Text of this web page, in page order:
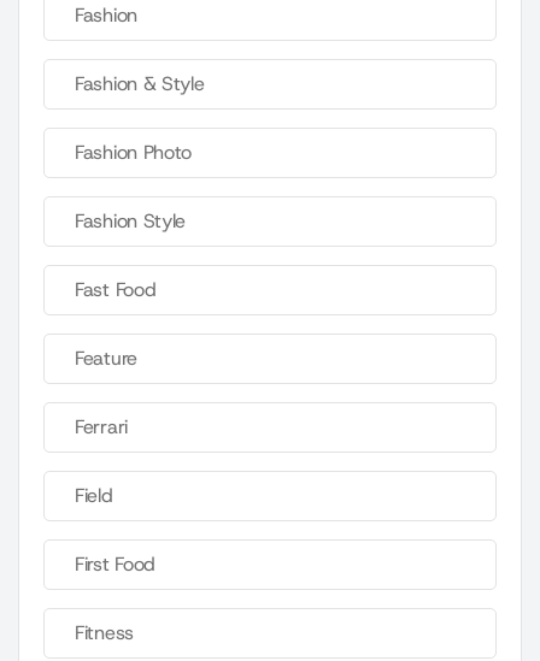
Fashion
Fashion & Style
Fashion Photo
Fashion Style
Fast Food
Feature
Ferrari
Field
First Food
Fitness